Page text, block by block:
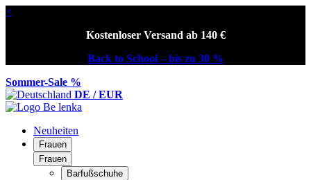
×
Kostenloser Versand ab 140 €
Back to School – bis zu 30 %
Sommer-Sale %
DE / EUR
Neuheiten
Frauen
Frauen
Barfußschuhe